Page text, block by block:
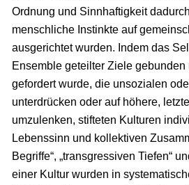
Ordnung und Sinnhaftigkeit
menschliche Instinkte auf
ausgerichtet wurden. Indem das
Ensemble geteilter Ziele gebunden
gefordert wurde, die unsozialen
unterdrücken oder auf höhere,
umzulenken, stifteten Kulturen
Lebenssinn und kollektiven
Begriffe“, „transgressiven Tiefen“
einer Kultur wurden in